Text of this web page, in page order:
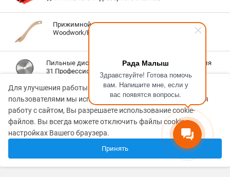
Рада Малыш
Здравствуйте! Готова помочь
вам. Напишите мне, если у
вас появятся вопросы.
Прижимной толкатель для пильного станка
Woodwork/Вудворк pihach
Пильные диски для поперечного реза дерева Серия
31 Профессионал Woodwork/Вудворк
Пильные диски для торцовочных станков Серия 34
Профессионал Woodwork/Вудворк
Средство Пилочист для очистки инструмента
Woodwork/Вудворк
Для улучшения работы сайта и его взаимодействия с
пользователями мы используем файлы cookie. Продолжая
работу с сайтом, Вы разрешаете использование cookie-
файлов. Вы всегда можете отключить файлы cookie в
настройках Вашего браузера.
Принять